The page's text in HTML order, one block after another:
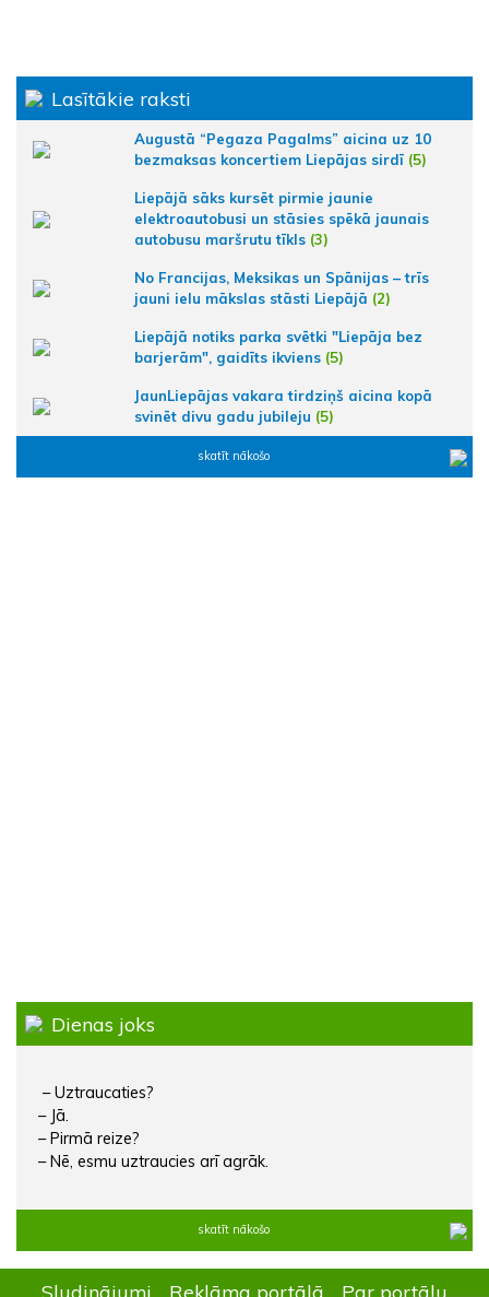
Lasītākie raksti
Augustā “Pegaza Pagalms” aicina uz 10
bezmaksas koncertiem Liepājas sirdī (5)
Liepājā sāks kursēt pirmie jaunie
elektroautobusi un stāsies spēkā jaunais
autobusu maršrutu tīkls (3)
No Francijas, Meksikas un Spānijas – trīs
jauni ielu mākslas stāsti Liepājā (2)
Liepājā notiks parka svētki "Liepāja bez
barjerām", gaidīts ikviens (5)
JaunLiepājas vakara tirdziņš aicina kopā
svinēt divu gadu jubileju (5)
skatīt nākošo
Dienas joks
– Uztraucaties?
– Jā.
– Pirmā reize?
– Nē, esmu uztraucies arī agrāk.
skatīt nākošo
Sludinājumi Reklāma portālā Par portālu